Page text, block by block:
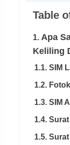
Table
1. Apa
Keliling
1.1. SIM
1.2.
1.3. SIM
1.4.
1.5.